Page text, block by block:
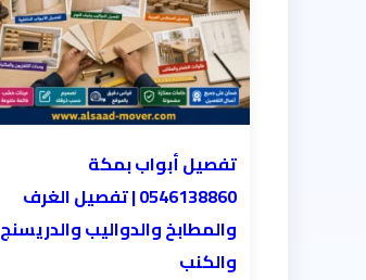
تفصيل أبواب بمكة
0546138860 | تفصيل الغرف
والمطابخ والدواليب والدريسنج
والكنب